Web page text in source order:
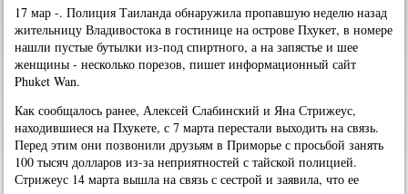
17 мар -. Полиция Таиланда обнаружила пропавшую неделю назад
жительницу Владивостока в гостинице на острове Пхукет, в номере
нашли пустые бутылки из-под спиртного, а на запястье и шее
женщины - несколько порезов, пишет информационный сайт
Phuket Wan.
Как сообщалось ранее, Алексей Слабинский и Яна Стрижеус,
находившиеся на Пхукете, с 7 марта перестали выходить на связь.
Перед этим они позвонили друзьям в Приморье с просьбой занять
100 тысяч долларов из-за неприятностей с тайской полицией.
Стрижеус 14 марта вышла на связь с сестрой и заявила, что ее